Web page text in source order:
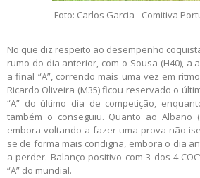
Foto: Carlos Garcia - Comitiva
No que diz respeito ao desempenho
rumo do dia anterior, com o Sousa (H40), a
a final “A”, correndo mais uma vez em
Ricardo Oliveira (M35) ficou reservado o
“A” do último dia de competição,
também o conseguiu. Quanto ao Albano
embora voltando a fazer uma prova não
se de forma mais condigna, embora o dia
a perder. Balanço positivo com 3 dos 4
“A” do mundial.